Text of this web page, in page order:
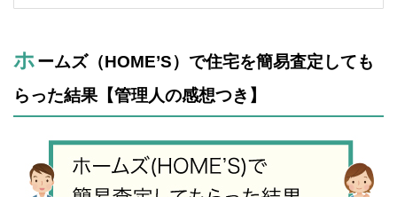
ホームズ（HOME’S）で住宅を簡易査定しても
らった結果【管理人の感想つき】